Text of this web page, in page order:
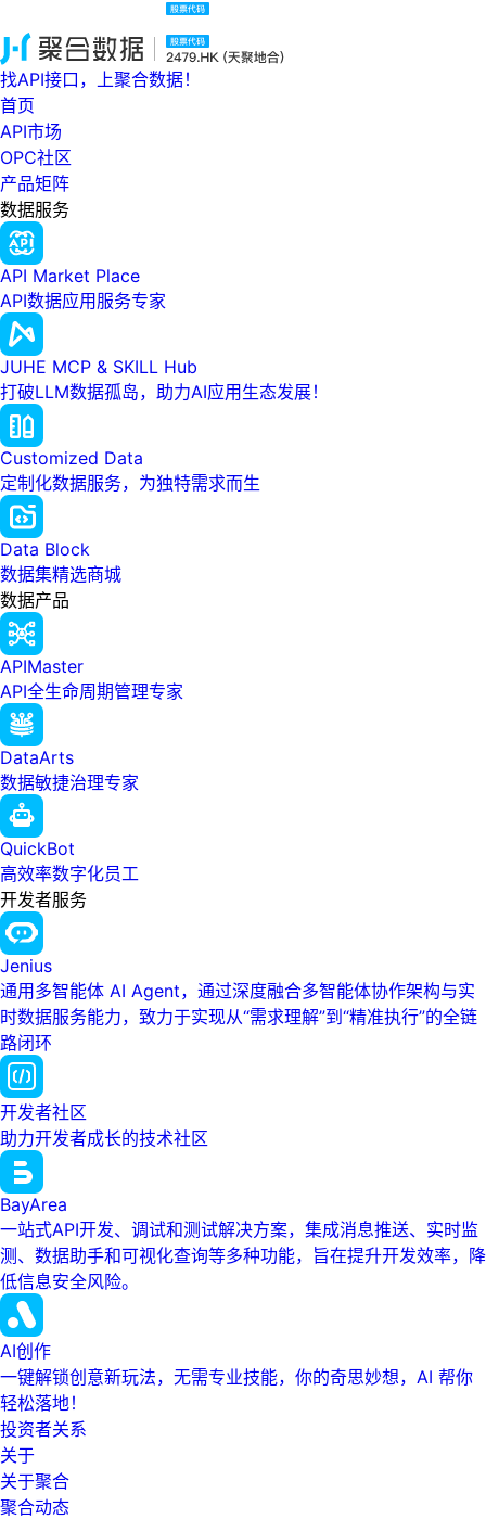
找API接口，上聚合数据！
首页
API市场
OPC社区
产品矩阵
数据服务
API Market Place
API数据应用服务专家
JUHE MCP & SKILL Hub
打破LLM数据孤岛，助力AI应用生态发展！
Customized Data
定制化数据服务，为独特需求而生
Data Block
数据集精选商城
数据产品
APIMaster
API全生命周期管理专家
DataArts
数据敏捷治理专家
QuickBot
高效率数字化员工
开发者服务
Jenius
通用多智能体 AI Agent，通过深度融合多智能体协作架构与实
时数据服务能力，致力于实现从“需求理解”到“精准执行”的全链
路闭环
开发者社区
助力开发者成长的技术社区
BayArea
一站式API开发、调试和测试解决方案，集成消息推送、实时监
测、数据助手和可视化查询等多种功能，旨在提升开发效率，降
低信息安全风险。
AI创作
一键解锁创意新玩法，无需专业技能，你的奇思妙想，AI 帮你
轻松落地！
投资者关系
关于
关于聚合
聚合动态